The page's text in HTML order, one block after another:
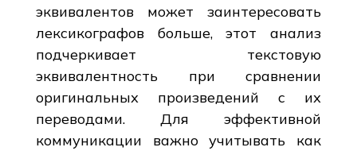
эквивалентов может заинтересовать
лексикографов больше, этот анализ
подчеркивает текстовую
эквивалентность при сравнении
оригинальных произведений с их
переводами. Для эффективной
коммуникации важно учитывать как